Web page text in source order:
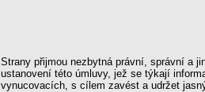
Strany přijmou nezbytná právní, správní a
ustanovení této úmluvy, jež se týkají
vynucovacích, s cílem zavést a udržet